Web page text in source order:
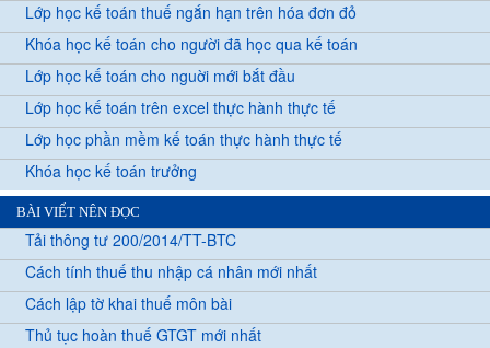
Lớp học kế toán thuế ngắn hạn trên hóa đơn đỏ
Khóa học kế toán cho người đã học qua kế toán
Lớp học kế toán cho nguời mới bắt đầu
Lớp học kế toán trên excel thực hành thực tế
Lớp học phần mềm kế toán thực hành thực tế
Khóa học kế toán trưởng
BÀI VIẾT NÊN ĐỌC
Tải thông tư 200/2014/TT-BTC
Cách tính thuế thu nhập cá nhân mới nhất
Cách lập tờ khai thuế môn bài
Thủ tục hoàn thuế GTGT mới nhất